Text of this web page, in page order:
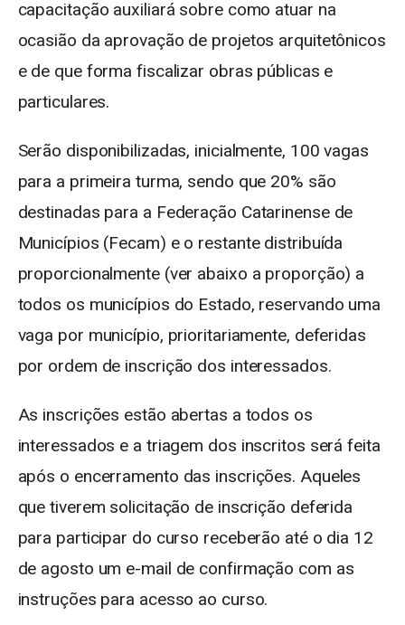
capacitação auxiliará sobre como atuar na
ocasião da aprovação de projetos arquitetônicos
e de que forma fiscalizar obras públicas e
particulares.
Serão disponibilizadas, inicialmente, 100 vagas
para a primeira turma, sendo que 20% são
destinadas para a Federação Catarinense de
Municípios (Fecam) e o restante distribuída
proporcionalmente (ver abaixo a proporção) a
todos os municípios do Estado, reservando uma
vaga por município, prioritariamente, deferidas
por ordem de inscrição dos interessados.
As inscrições estão abertas a todos os
interessados e a triagem dos inscritos será feita
após o encerramento das inscrições. Aqueles
que tiverem solicitação de inscrição deferida
para participar do curso receberão até o dia 12
de agosto um e-mail de confirmação com as
instruções para acesso ao curso.